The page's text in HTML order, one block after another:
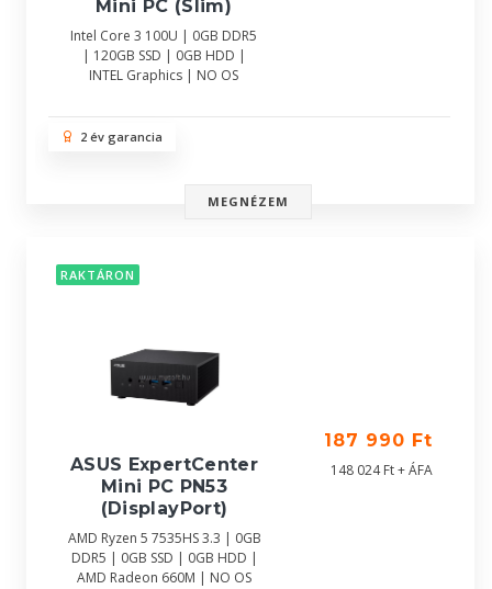
Mini PC (Slim)
Intel Core 3 100U | 0GB DDR5
| 120GB SSD | 0GB HDD |
INTEL Graphics | NO OS
2 év garancia
MEGNÉZEM
RAKTÁRON
ASUS ExpertCenter
Mini PC PN53
(DisplayPort)
AMD Ryzen 5 7535HS 3.3 | 0GB
DDR5 | 0GB SSD | 0GB HDD |
AMD Radeon 660M | NO OS
187 990 Ft
148 024 Ft + ÁFA